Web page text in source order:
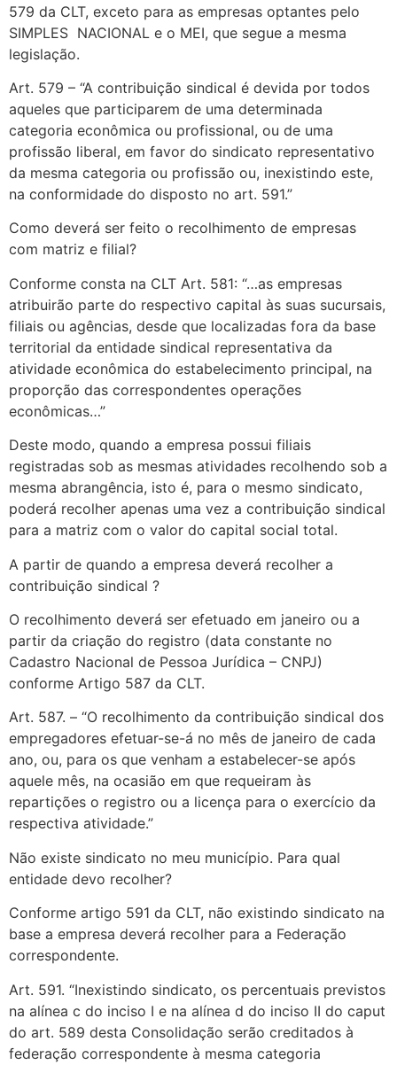
579 da CLT, exceto para as empresas optantes pelo
SIMPLES NACIONAL e o MEI, que segue a mesma
legislação.
Art. 579 – “A contribuição sindical é devida por todos
aqueles que participarem de uma determinada
categoria econômica ou profissional, ou de uma
profissão liberal, em favor do sindicato representativo
da mesma categoria ou profissão ou, inexistindo este,
na conformidade do disposto no art. 591.”
Como deverá ser feito o recolhimento de empresas
com matriz e filial?
Conforme consta na CLT Art. 581: “…as empresas
atribuirão parte do respectivo capital às suas sucursais,
filiais ou agências, desde que localizadas fora da base
territorial da entidade sindical representativa da
atividade econômica do estabelecimento principal, na
proporção das correspondentes operações
econômicas…”
Deste modo, quando a empresa possui filiais
registradas sob as mesmas atividades recolhendo sob a
mesma abrangência, isto é, para o mesmo sindicato,
poderá recolher apenas uma vez a contribuição sindical
para a matriz com o valor do capital social total.
A partir de quando a empresa deverá recolher a
contribuição sindical ?
O recolhimento deverá ser efetuado em janeiro ou a
partir da criação do registro (data constante no
Cadastro Nacional de Pessoa Jurídica – CNPJ)
conforme Artigo 587 da CLT.
Art. 587. – “O recolhimento da contribuição sindical dos
empregadores efetuar-se-á no mês de janeiro de cada
ano, ou, para os que venham a estabelecer-se após
aquele mês, na ocasião em que requeiram às
repartições o registro ou a licença para o exercício da
respectiva atividade.”
Não existe sindicato no meu município. Para qual
entidade devo recolher?
Conforme artigo 591 da CLT, não existindo sindicato na
base a empresa deverá recolher para a Federação
correspondente.
Art. 591. “Inexistindo sindicato, os percentuais previstos
na alínea c do inciso I e na alínea d do inciso II do caput
do art. 589 desta Consolidação serão creditados à
federação correspondente à mesma categoria